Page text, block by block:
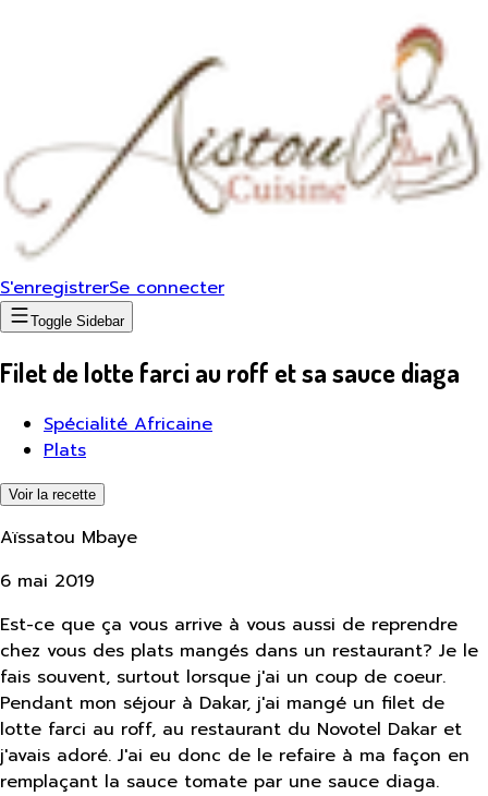
S'enregistrerSe connecter
Toggle Sidebar
Filet de lotte farci au roff et sa sauce diaga
Spécialité Africaine
Plats
Voir la recette
Aïssatou Mbaye
6 mai 2019
Est-ce que ça vous arrive à vous aussi de reprendre
chez vous des plats mangés dans un restaurant? Je le
fais souvent, surtout lorsque j'ai un coup de coeur.
Pendant mon séjour à Dakar, j'ai mangé un filet de
lotte farci au roff, au restaurant du Novotel Dakar et
j'avais adoré. J'ai eu donc de le refaire à ma façon en
remplaçant la sauce tomate par une sauce diaga.